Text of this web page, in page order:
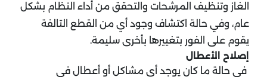
الغاز وتنظيف المرشحات والتحقق من أداء النظام بشكل
عام، وفي حالة اكتشاف وجود أي من القطع التالفة
يقوم على الفور بتغييرها بأخرى سليمة.
إصلاح الأعطال
في حالة ما كان يوجد أي مشاكل أو أعطال في